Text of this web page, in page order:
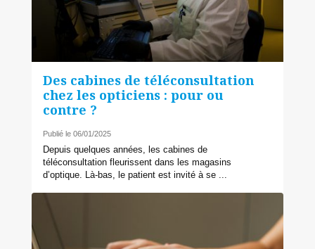
Des cabines de téléconsultation
chez les opticiens : pour ou
contre ?
Publié le 06/01/2025
Depuis quelques années, les cabines de
téléconsultation fleurissent dans les magasins
d’optique. Là-bas, le patient est invité à se ...